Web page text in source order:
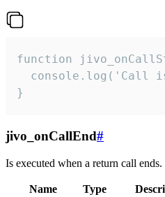
function
console.log('Call
}
jivo_onCallEnd#
Is executed when a return call ends.
Name Type